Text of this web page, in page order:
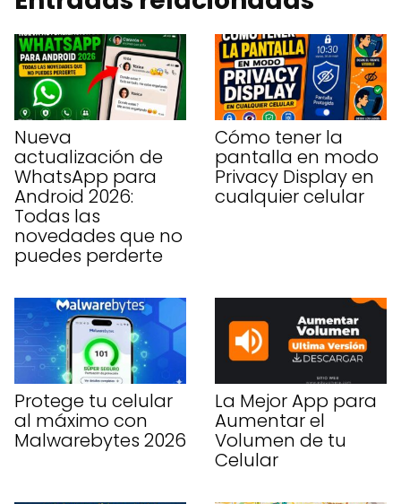
Nueva
actualización de
WhatsApp para
Android 2026:
Todas las
novedades que no
puedes perderte
Cómo tener la
pantalla en modo
Privacy Display en
cualquier celular
Protege tu celular
al máximo con
Malwarebytes 2026
La Mejor App para
Aumentar el
Volumen de tu
Celular